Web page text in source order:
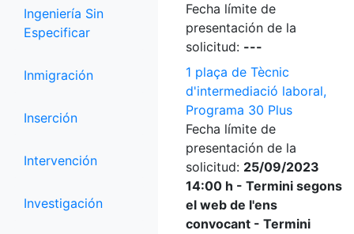
Ingeniería Sin
Especificar
Inmigración
Inserción
Intervención
Investigación
Fecha límite de
presentación de la
solicitud: ---
1 plaça de Tècnic
d'intermediació laboral,
Programa 30 Plus
Fecha límite de
presentación de la
solicitud: 25/09/2023
14:00 h - Termini segons
el web de l'ens
convocant - Termini